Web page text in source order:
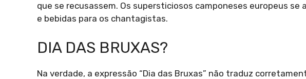
que se recusassem. Os supersticiosos camponeses europeus
e bebidas para os chantagistas.
DIA DAS BRUXAS?
Na verdade, a expressão “Dia das Bruxas” não traduz